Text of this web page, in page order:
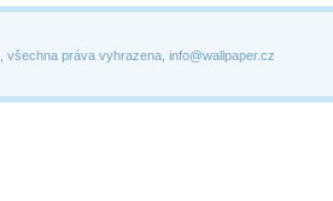
všechna práva vyhrazena, info@wallpaper.cz